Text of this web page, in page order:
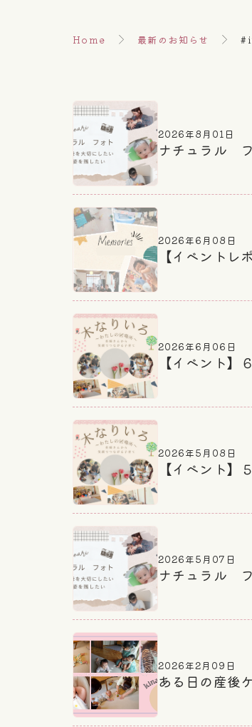
Home 最新のお知らせ
2026年8月01日
ナチュラル
2026年6月08日
【イベントレ
2026年6月06日
【イベント
2026年5月08日
【イベント
2026年5月07日
ナチュラル
2026年2月09日
ある日の産後